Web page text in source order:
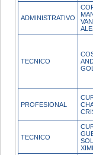
ADMINISTRATIVO
TECNICO
PROFESIONAL
TECNICO